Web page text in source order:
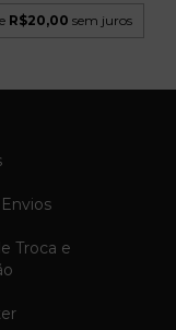
R$20,00 sem juros
Troca e